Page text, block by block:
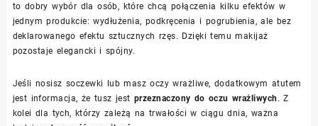
to dobry wybór dla osób, które chcą połączenia kilku efektów w
jednym produkcie: wydłużenia, podkręcenia i pogrubienia, ale bez
deklarowanego efektu sztucznych rzęs. Dzięki temu makijaż
pozostaje elegancki i spójny.
Jeśli nosisz soczewki lub masz oczy wrażliwe, dodatkowym atutem
jest informacja, że tusz jest przeznaczony do oczu wrażliwych . Z
kolei dla tych, którzy zależą na trwałości w ciągu dnia, ważna